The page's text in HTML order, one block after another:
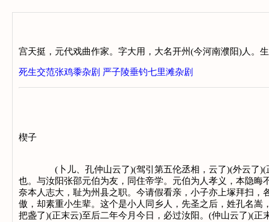
宫天挺，元代戏曲作家。字大用，大名开州(今河南濮阳)人。
死生交范张鸡黍杂剧 严子陵垂钓七里滩杂剧
楔子
(卜儿、孔仲山云了)(驾引第五伦丞相，云了)(外云了)(正
也。与汝阳张邵元伯为友，同住帝学。元伯为人孝义，本隐
奈本人志大，耻为州县之职。今请假看亲，小子亦上塚拜扫
傲，却素重小生辈。这个是小人同乡人，先圣之后，姓孔名
把盏了)(正末云)至后二年今月今日，必过汝阳。(仲山云了)(正